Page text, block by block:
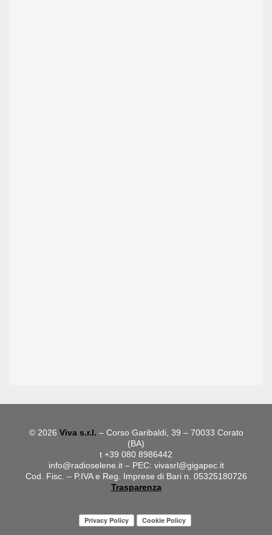
© 2026 Viva s.r.l. – Corso Garibaldi, 39 – 70033 Corato
(BA)
t +39 080 8986442
info@radioselene.it– PEC: vivasrl@gigapec.it
Cod. Fisc. – P.IVA e Reg. Imprese di Bari n. 05325180726
Trasparenza